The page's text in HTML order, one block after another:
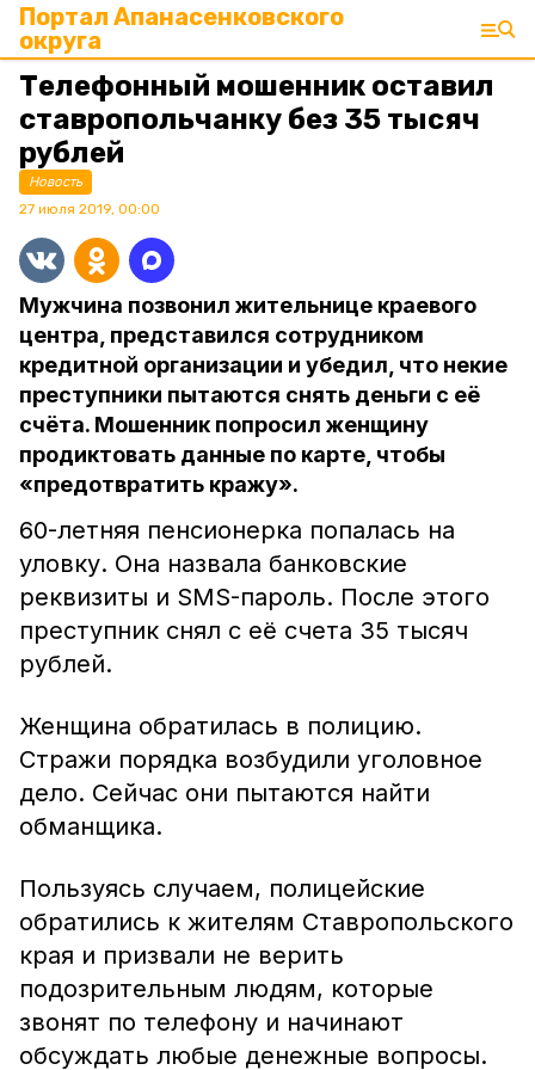
Портал Апанасенковского
округа
Телефонный мошенник оставил
ставропольчанку без 35 тысяч
рублей
Новость
27 июля 2019, 00:00
Мужчина позвонил жительнице краевого
центра, представился сотрудником
кредитной организации и убедил, что некие
преступники пытаются снять деньги с её
счёта. Мошенник попросил женщину
продиктовать данные по карте, чтобы
«предотвратить кражу».
60-летняя пенсионерка попалась на
уловку. Она назвала банковские
реквизиты и SMS-пароль. После этого
преступник снял с её счета 35 тысяч
рублей.
Женщина обратилась в полицию.
Стражи порядка возбудили уголовное
дело. Сейчас они пытаются найти
обманщика.
Пользуясь случаем, полицейские
обратились к жителям Ставропольского
края и призвали не верить
подозрительным людям, которые
звонят по телефону и начинают
обсуждать любые денежные вопросы.